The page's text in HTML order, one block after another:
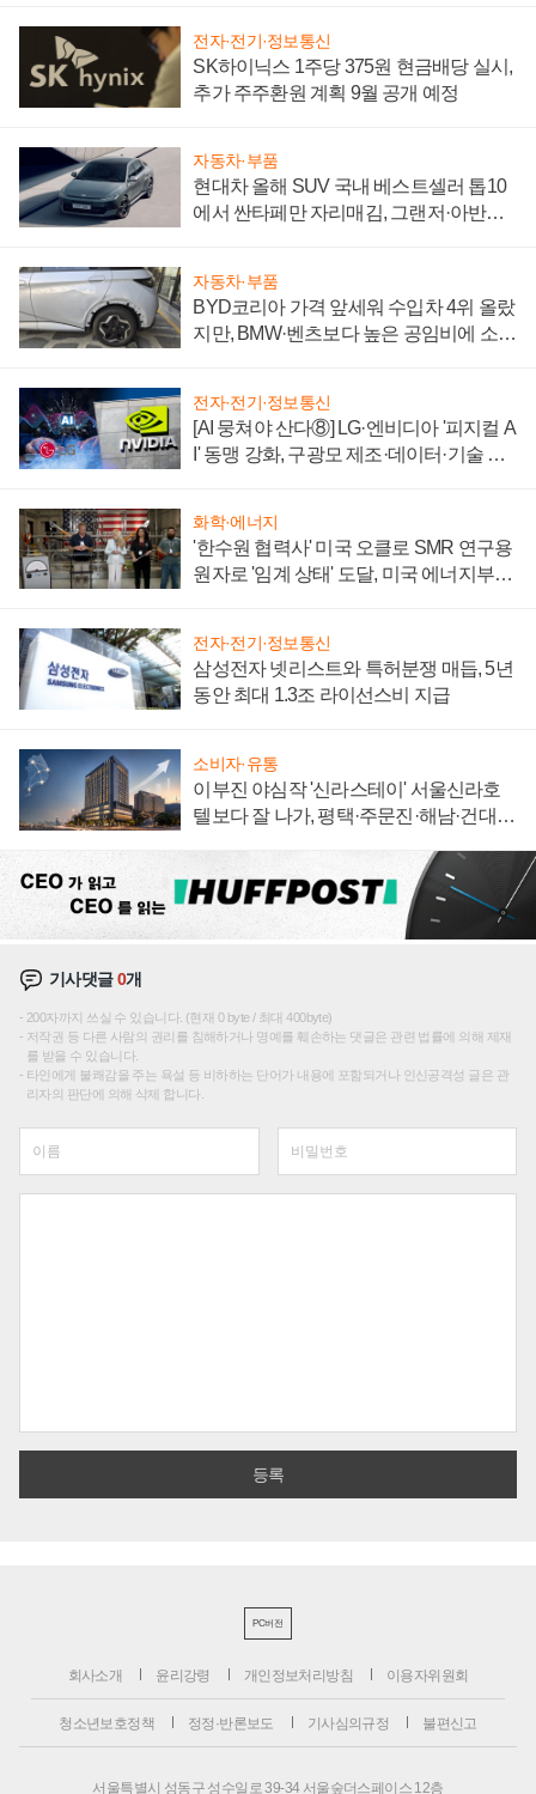
전자·전기·정보통신
SK하이닉스 1주당 375원 현금배당 실시,
추가 주주환원 계획 9월 공개 예정
자동차·부품
현대차 올해 SUV 국내 베스트셀러 톱10
에서 싼타페만 자리매김, 그랜저·아반떼
자동차·부품
BYD코리아 가격 앞세워 수입차 4위 올랐
지만, BMW·벤츠보다 높은 공임비에 소비
전자·전기·정보통신
[AI 뭉쳐야 산다⑧] LG·엔비디아 '피지컬 A
I' 동맹 강화, 구광모 제조·데이터·기술 결
화학·에너지
'한수원 협력사' 미국 오클로 SMR 연구용
원자로 '임계 상태' 도달, 미국 에너지부
전자·전기·정보통신
삼성전자 넷리스트와 특허분쟁 매듭, 5년
동안 최대 1.3조 라이선스비 지급
소비자·유통
이부진 야심작 '신라스테이' 서울신라호
텔보다 잘 나가, 평택·주문진·해남·건대로
기사댓글0개
200자까지 쓰실 수 있습니다. (현재 0 byte / 최대 400byte)
저작권 등 다른 사람의 권리를 침해하거나 명예를 훼손하는 댓글은 관련 법률에 의해 제재
를 받을 수 있습니다.
타인에게 불쾌감을 주는 욕설 등 비하하는 단어가 내용에 포함되거나 인신공격성 글은 관
리자의 판단에 의해 삭제 합니다.
PC버전
회사소개 윤리강령 개인정보처리방침 이용자위원회
청소년보호정책 정정·반론보도 기사심의규정 불편신고
서울특별시 성동구 성수일로 39-34 서울숲더스페이스 12층